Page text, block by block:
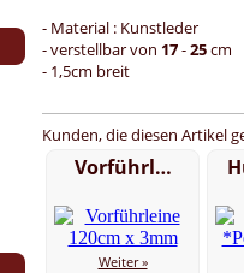
- Material : Kunstleder
- verstellbar von 17-25cm
- 1,5cm breit
Kunden, die diesen Artikel
Vorführl…
Weiter »